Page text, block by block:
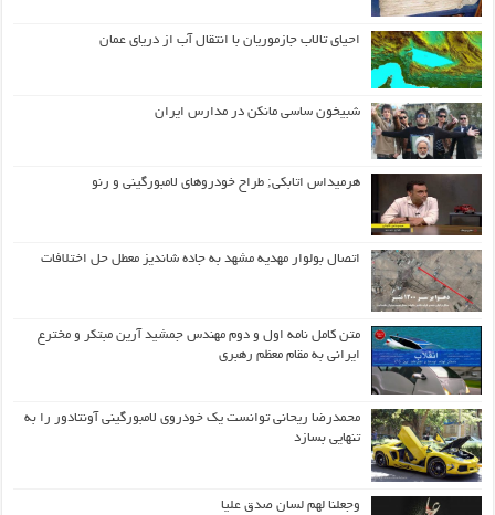
احیای تالاب جازموریان با انتقال آب از دریای عمان
شبیخون ساسی مانکن در مدارس ایران
هرمیداس اتابکی; طراح خودروهای لامبورگینی و رنو
اتصال بولوار مهدیه مشهد به جاده شاندیز معطل حل اختلافات
متن کامل نامه اول و دوم مهندس جمشید آرین مبتکر و مخترع
ایرانی به مقام معظم رهبری
محمدرضا ریحانی توانست یک خودروی لامبورگینی آونتادور را به
تنهایی بسازد
وجعلنا لهم لسان صدق علیا